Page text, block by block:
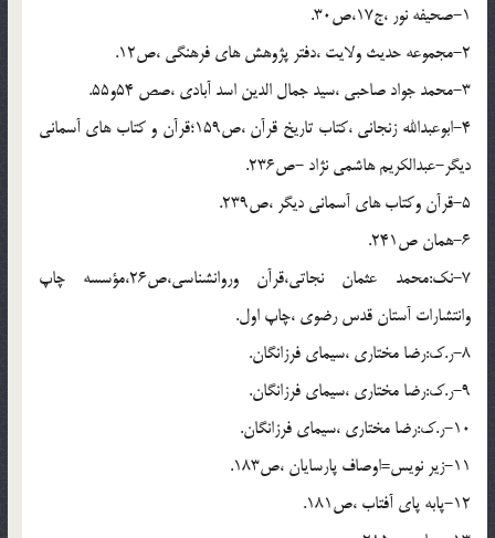
1-صحيفه نور ،ج17،ص30.
2-مجموعه حديث ولايت ،دفتر پژوهش هاي فرهنگي ،ص12.
3-محمد جواد صاحبي ،سيد جمال الدين اسد آبادي ،صص 54و55.
4-ابوعبدالله زنجاني ،کتاب تاريخ قرآن ،ص159؛قرآن و کتاب هاي آسماني
ديگر-عبدالکريم هاشمي نژاد -ص236.
5-قرآن وکتاب هاي آسماني ديگر ،ص239.
6-همان ص241.
7-نک:محمد عثمان نجاتي،قرآن وروانشناسي،ص26،مؤسسه چاپ
وانتشارات آستان قدس رضوي ،چاپ اول.
8-ر.ک:رضا مختاري ،سيماي فرزانگان.
9-ر.ک:رضا مختاري ،سيماي فرزانگان.
10-ر.ک:رضا مختاري ،سيماي فرزانگان.
11-زير نويس=اوصاف پارسايان ،ص183.
12-پابه پاي آفتاب ،ص181.